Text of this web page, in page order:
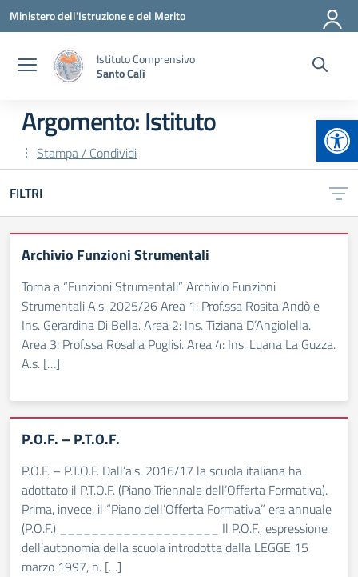
Vai ai contenuti
Vai al menu di navigazione
Vai al footer
Ministero dell'Istruzione e del Merito
Istituto Comprensivo
Santo Calì
Argomento: Istituto
Stampa / Condividi
FILTRI
Archivio Funzioni Strumentali
Torna a “Funzioni Strumentali” Archivio Funzioni
Strumentali A.s. 2025/26 Area 1: Prof.ssa Rosita Andò e
Ins. Gerardina Di Bella. Area 2: Ins. Tiziana D’Angiolella.
Area 3: Prof.ssa Rosalia Puglisi. Area 4: Ins. Luana La Guzza.
A.s. […]
P.O.F. – P.T.O.F.
P.O.F. – P.T.O.F. Dall’a.s. 2016/17 la scuola italiana ha
adottato il P.T.O.F. (Piano Triennale dell’Offerta Formativa).
Prima, invece, il “Piano dell’Offerta Formativa” era annuale
(P.O.F.) ____________________ Il P.O.F., espressione
dell’autonomia della scuola introdotta dalla LEGGE 15
marzo 1997, n. […]